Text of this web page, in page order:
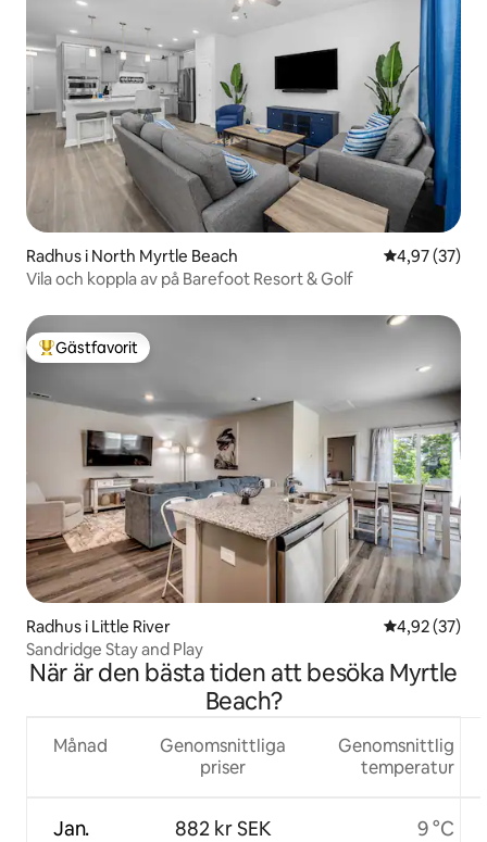
Radhus i North Myrtle Beach 4,97 av 5 i
4,97 (37)
Vila och koppla av på Barefoot Resort & Golf
Populär gästfavorit
Gästfavorit
Radhus i Little River 4,92 av 5 i
4,92 (37)
Sandridge Stay and Play
När är den bästa tiden att besöka Myrtle
Beach?
Månad
Jan.
Genomsnittliga
priser
882 kr SEK
Genomsnittlig
temperatur
9 °C